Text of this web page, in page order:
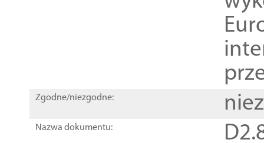
Zgodne/niezgodne:
Nazwa dokumentu: